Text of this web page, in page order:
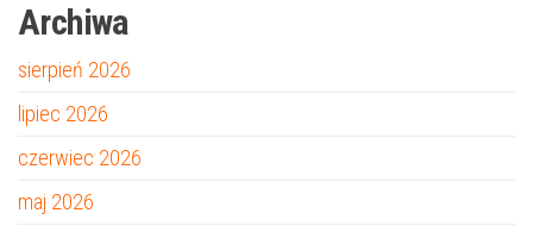
Archiwa
sierpień 2026
lipiec 2026
czerwiec 2026
maj 2026